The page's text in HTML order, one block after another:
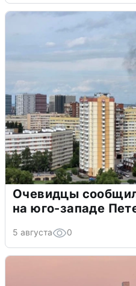
Очевидцы
на юго-западе
5 августа 0